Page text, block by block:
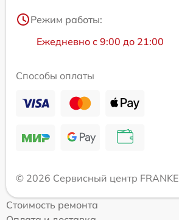
Режим работы:
Ежедневно с 9:00 до 21:00
Способы оплаты
© 2026 Сервисный центр FRANKE
Стоимость ремонта